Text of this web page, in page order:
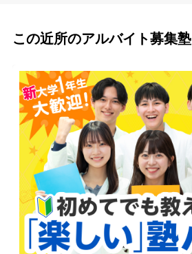
この近所のアルバイト募集塾